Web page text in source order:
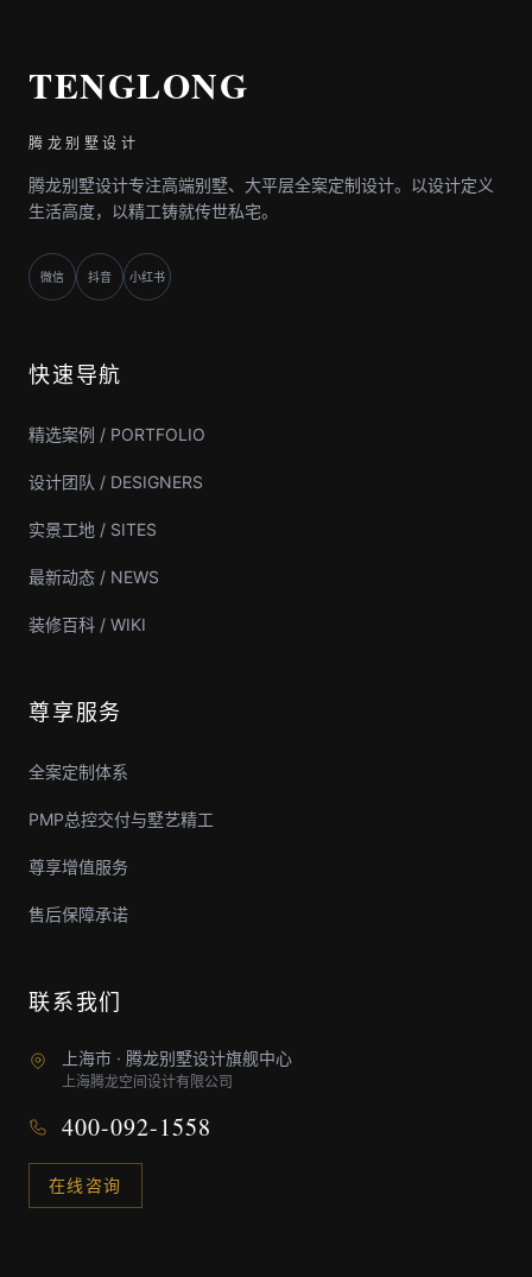
TENGLONG
腾龙别墅设计
腾龙别墅设计专注高端别墅、大平层全案定制设计。以设计定义
生活高度，以精工铸就传世私宅。
微信 抖音 小红书
快速导航
精选案例 / PORTFOLIO
设计团队 / DESIGNERS
实景工地 / SITES
最新动态 / NEWS
装修百科 / WIKI
尊享服务
全案定制体系
PMP总控交付与墅艺精工
尊享增值服务
售后保障承诺
联系我们
上海市 · 腾龙别墅设计旗舰中心
上海腾龙空间设计有限公司
400-092-1558
在线咨询